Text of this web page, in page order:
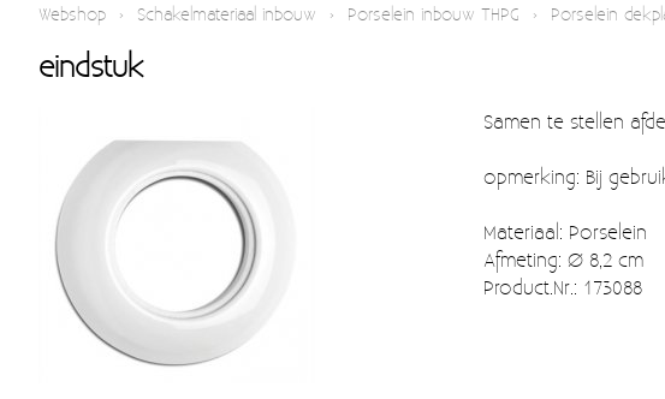
Webshop › Schakelmateriaal inbouw › Porselein inbouw THPG › Porselein
eindstuk
Samen te stellen
opmerking: Bij
Materiaal: Porselein
Afmeting: Ø 8,2 cm
Product.Nr.: 173088